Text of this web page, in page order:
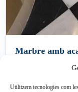
Utilitzem tecnologies com
Marbre amb
La màquina